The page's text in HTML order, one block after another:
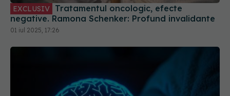
01 iul 2025, 17:26